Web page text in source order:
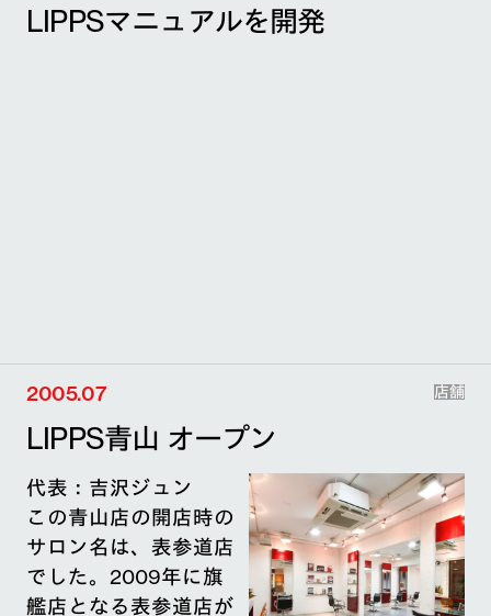
LIPPSマニュアルを開発
2005.07 店舗
LIPPS青山 オープン
代表：吉沢ジュン
この青山店の開店時の
サロン名は、表参道店
でした。2009年に旗
艦店となる表参道店が